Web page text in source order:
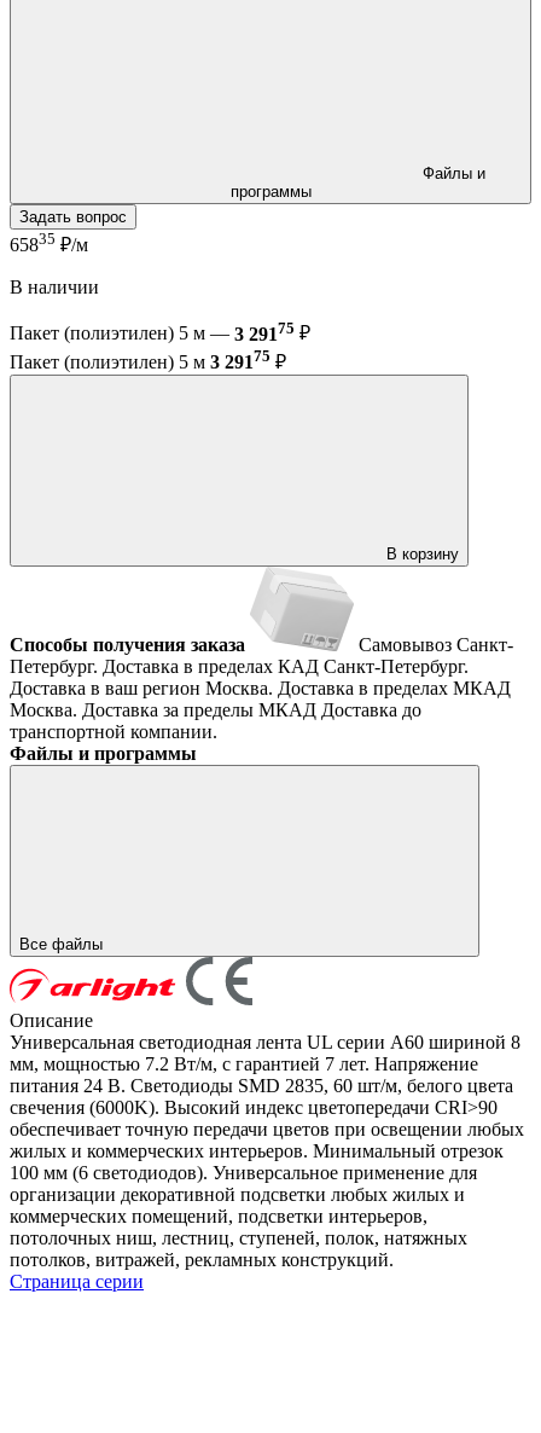
программы
Задать вопрос
65835 ₽/м
В наличии
Пакет (полиэтилен) 5 м — 3 29175 ₽
Пакет (полиэтилен) 5 м 3 29175 ₽
В корзину
Способы получения заказа Самовывоз Санкт-
Петербург. Доставка в пределах КАД Санкт-Петербург.
Доставка в ваш регион Москва. Доставка в пределах МКАД
Москва. Доставка за пределы МКАД Доставка до
транспортной компании.
Файлы и программы
Все файлы
Описание
Универсальная светодиодная лента UL серии A60 шириной 8
мм, мощностью 7.2 Вт/м, с гарантией 7 лет. Напряжение
питания 24 В. Светодиоды SMD 2835, 60 шт/м, белого цвета
свечения (6000K). Высокий индекс цветопередачи CRI>90
обеспечивает точную передачи цветов при освещении любых
жилых и коммерческих интерьеров. Минимальный отрезок
100 мм (6 светодиодов). Универсальное применение для
организации декоративной подсветки любых жилых и
коммерческих помещений, подсветки интерьеров,
потолочных ниш, лестниц, ступеней, полок, натяжных
потолков, витражей, рекламных конструкций.
Страница серии